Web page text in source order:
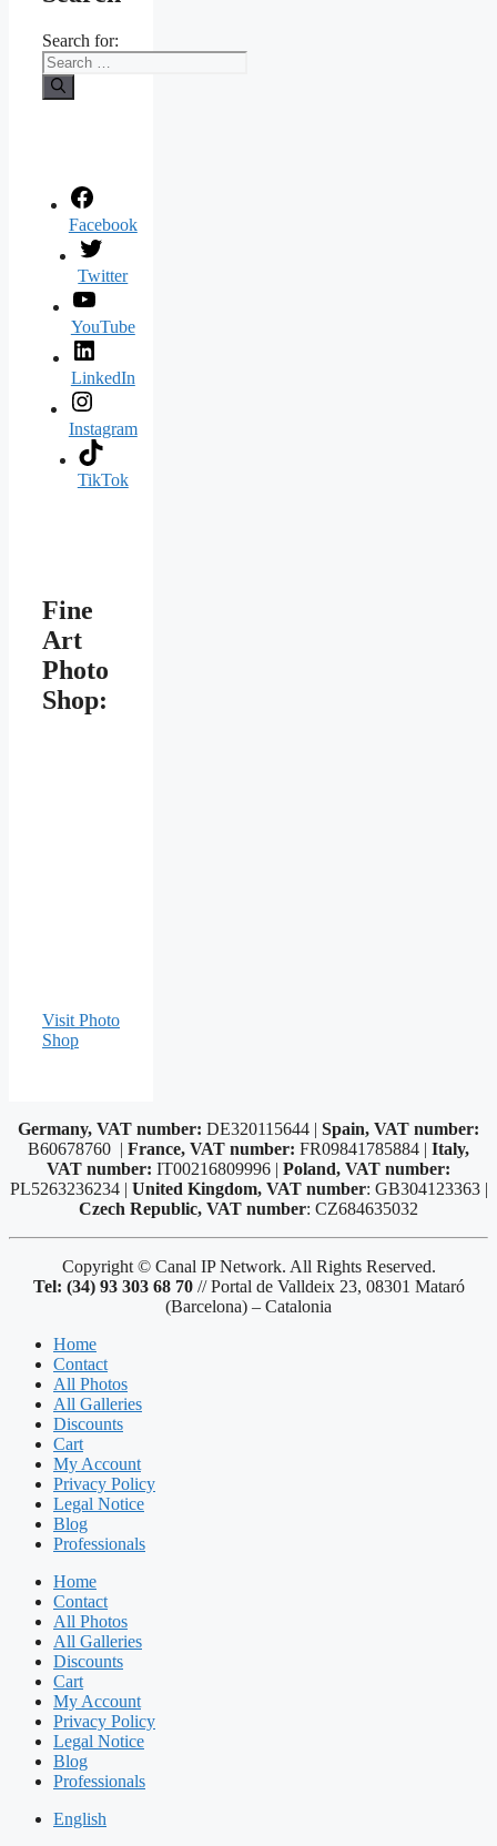
Search for:
Facebook
Twitter
YouTube
LinkedIn
Instagram
TikTok
Fine
Art
Photo
Shop:
Visit Photo
Shop
Germany, VAT number: DE320115644 | Spain, VAT number:
B60678760 | France, VAT number: FR09841785884 | Italy,
VAT number: IT00216809996 | Poland, VAT number:
PL5263236234 | United Kingdom, VAT number: GB304123363 |
Czech Republic, VAT number: CZ684635032
Copyright © Canal IP Network. All Rights Reserved.
Tel: (34) 93 303 68 70// Portal de Valldeix 23, 08301 Mataró
(Barcelona) – Catalonia
Home
Contact
All Photos
All Galleries
Discounts
Cart
My Account
Privacy Policy
Legal Notice
Blog
Professionals
Home
Contact
All Photos
All Galleries
Discounts
Cart
My Account
Privacy Policy
Legal Notice
Blog
Professionals
English